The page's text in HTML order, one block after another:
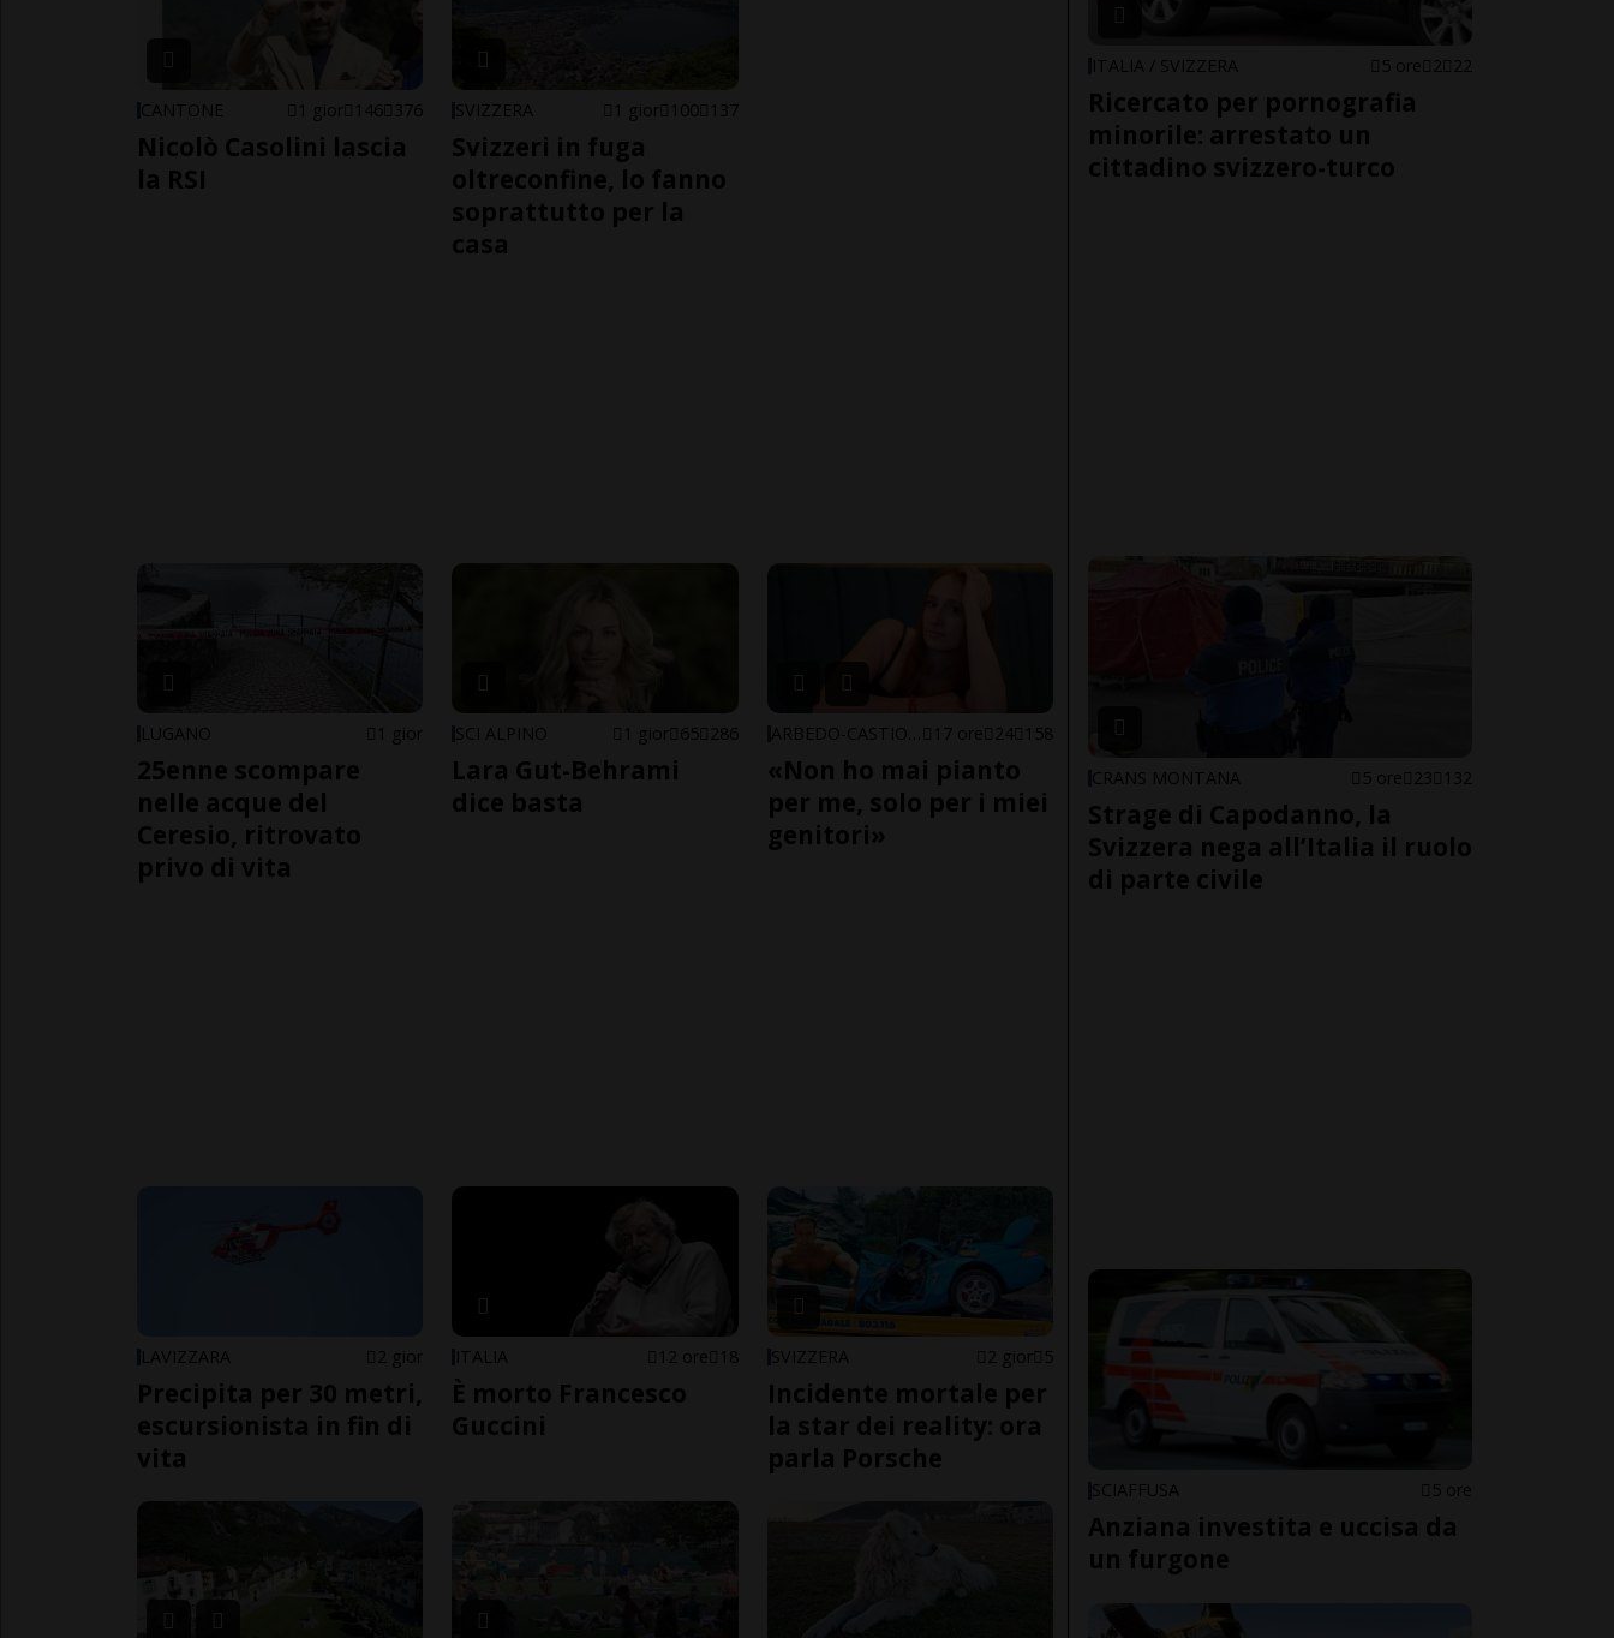
CANTONE 1 gior 146 376
Nicolò Casolini lascia
la RSI
SVIZZERA 1 gior 100 137
Svizzeri in fuga
oltreconfine, lo fanno
soprattutto per la
casa
LUGANO 1 gior
25enne scompare
nelle acque del
Ceresio, ritrovato
privo di vita
SCI ALPINO 1 gior 65 286
Lara Gut-Behrami
dice basta
17 ore 24 158
«Non ho mai pianto
per me, solo per i miei
genitori»
LAVIZZARA 2 gior
Precipita per 30 metri,
escursionista in fin di
vita
ITALIA 12 ore 18
È morto Francesco
Guccini
SVIZZERA 2 gior 5
Incidente mortale per
la star dei reality: ora
parla Porsche
ITALIA / SVIZZERA 5 ore 2 22
Ricercato per pornografia
minorile: arrestato un
cittadino svizzero-turco
CRANS MONTANA 5 ore 23 132
Strage di Capodanno, la
Svizzera nega all’Italia il ruolo
di parte civile
SCIAFFUSA 5 ore
Anziana investita e uccisa da
un furgone